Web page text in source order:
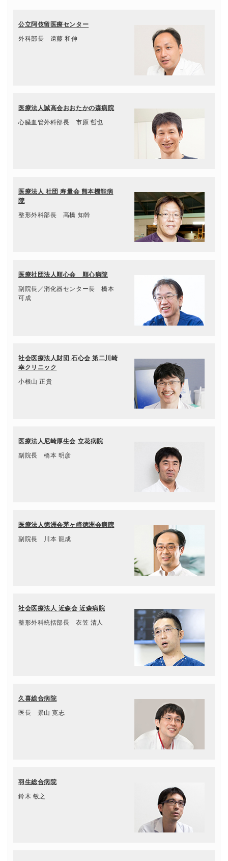
公立阿伎留医療センター
外科部長 遠藤 和伸
医療法人誠高会おおたかの森病院
心臓血管外科部長 市原 哲也
医療法人 社団 寿量会 熊本機能病
院
整形外科部長 高橋 知幹
医療社団法人順心会 順心病院
副院長／消化器センター長 橋本
可成
社会医療法人財団 石心会 第二川崎
幸クリニック
小根山 正貴
医療法人尼崎厚生会 立花病院
副院長 橋本 明彦
医療法人徳洲会茅ヶ崎徳洲会病院
副院長 川本 龍成
社会医療法人 近森会 近森病院
整形外科統括部長 衣笠 清人
久喜総合病院
医長 景山 寛志
羽生総合病院
鈴木 敏之